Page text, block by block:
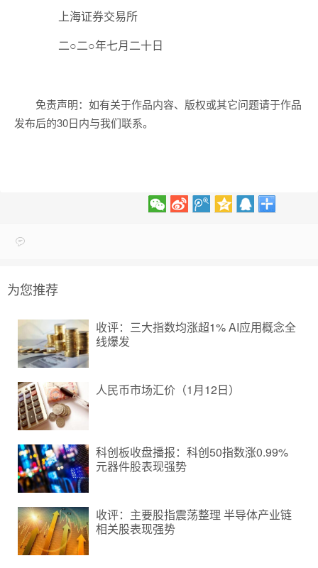
上海证券交易所
二○二○年七月二十日
免责声明：如有关于作品内容、版权或其它问题请于作品
发布后的30日内与我们联系。
为您推荐
收评：三大指数均涨超1% AI应用概念全
线爆发
人民币市场汇价（1月12日）
科创板收盘播报：科创50指数涨0.99%
元器件股表现强势
收评：主要股指震荡整理 半导体产业链
相关股表现强势